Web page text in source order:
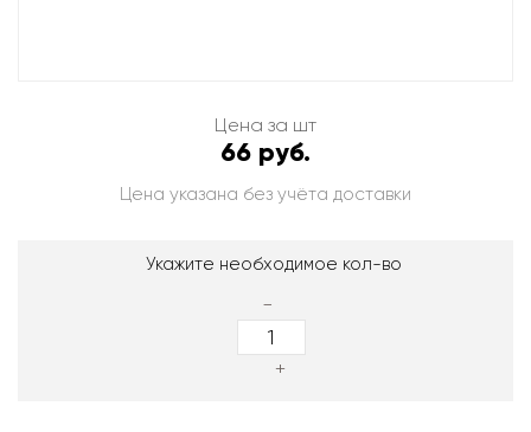
Цена за шт
66 руб.
Цена указана без учёта доставки
Укажите необходимое кол-во
-
+